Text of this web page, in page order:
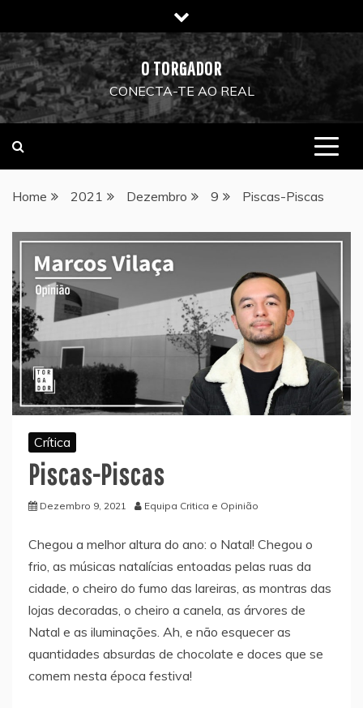
to
content
O TORGADOR
CONECTA-TE AO REAL
Home 2021 Dezembro 9 Piscas-Piscas
Crítica
Piscas-Piscas
Dezembro 9, 2021 Equipa Critica e Opinião
Chegou a melhor altura do ano: o Natal! Chegou o
frio, as músicas natalícias entoadas pelas ruas da
cidade, o cheiro do fumo das lareiras, as montras das
lojas decoradas, o cheiro a canela, as árvores de
Natal e as iluminações. Ah, e não esquecer as
quantidades absurdas de chocolate e doces que se
comem nesta época festiva!